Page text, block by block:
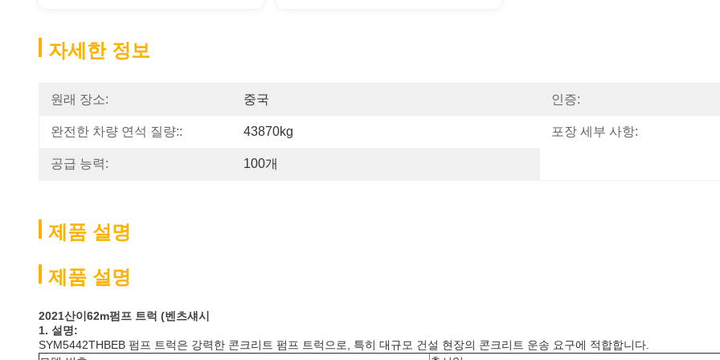
자세한 정보
원래 장소: 중국 인증:
완전한 차량 연석 질량:: 43870kg 포장 세부 사항:
공급 능력: 100개
제품 설명
제품 설명
2021산이 62m펌프 트럭 (벤츠섀시
1. 설명:
SYM5442THBEB 펌프 트럭은 강력한 콘크리트 펌프 트럭으로, 특히 대규모 건설 현장의 콘크리트 운송 요구에 적합합니다.